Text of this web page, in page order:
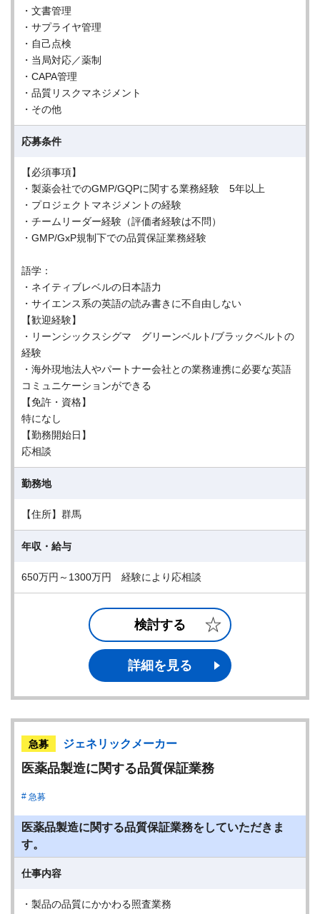
・文書管理
・サプライヤ管理
・自己点検
・当局対応／薬制
・CAPA管理
・品質リスクマネジメント
・その他
応募条件
【必須事項】
・製薬会社でのGMP/GQPに関する業務経験 5年以上
・プロジェクトマネジメントの経験
・チームリーダー経験（評価者経験は不問）
・GMP/GxP規制下での品質保証業務経験
語学：
・ネイティブレベルの日本語力
・サイエンス系の英語の読み書きに不自由しない
【歓迎経験】
・リーンシックスシグマ グリーンベルト/ブラックベルトの
経験
・海外現地法人やパートナー会社との業務連携に必要な英語
コミュニケーションができる
【免許・資格】
特になし
【勤務開始日】
応相談
勤務地
【住所】群馬
年収・給与
650万円～1300万円 経験により応相談
検討する
詳細を見る
急募 ジェネリックメーカー
医薬品製造に関する品質保証業務
急募
医薬品製造に関する品質保証業務をしていただきま
す。
仕事内容
・製品の品質にかかわる照査業務